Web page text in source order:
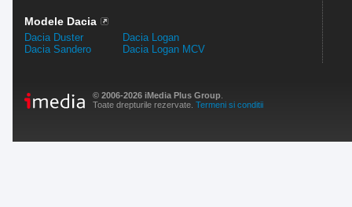
Modele Dacia
Dacia Duster
Dacia Sandero
Dacia Logan
Dacia Logan MCV
© 2006-2026 iMedia Plus Group
Toate drepturile rezervate. Termeni si conditii